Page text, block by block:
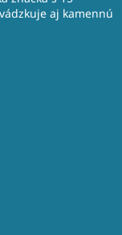
aj kamennú